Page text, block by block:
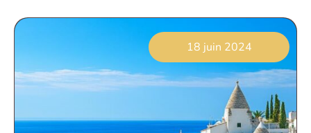
18 juin 2024